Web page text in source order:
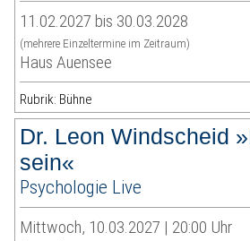
11.02.2027 bis 30.03.2028
(mehrere Einzeltermine im Zeitraum)
Haus Auensee
Rubrik: Bühne
Dr. Leon Windscheid
sein«
Psychologie Live
Mittwoch, 10.03.2027 | 20:00 Uhr